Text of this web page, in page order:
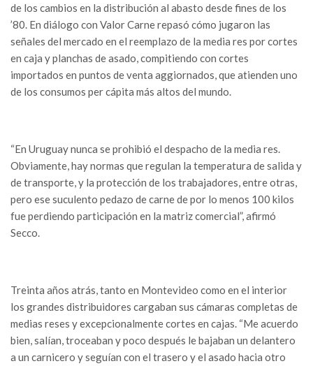
de los cambios en la distribución al abasto desde fines de los
’80. En diálogo con Valor Carne repasó cómo jugaron las
señales del mercado en el reemplazo de la media res por cortes
en caja y planchas de asado, compitiendo con cortes
importados en puntos de venta aggiornados, que atienden uno
de los consumos per cápita más altos del mundo.
“En Uruguay nunca se prohibió el despacho de la media res.
Obviamente, hay normas que regulan la temperatura de salida y
de transporte, y la protección de los trabajadores, entre otras,
pero ese suculento pedazo de carne de por lo menos 100 kilos
fue perdiendo participación en la matriz comercial”, afirmó
Secco.
Treinta años atrás, tanto en Montevideo como en el interior
los grandes distribuidores cargaban sus cámaras completas de
medias reses y excepcionalmente cortes en cajas. “Me acuerdo
bien, salían, troceaban y poco después le bajaban un delantero
a un carnicero y seguían con el trasero y el asado hacia otro